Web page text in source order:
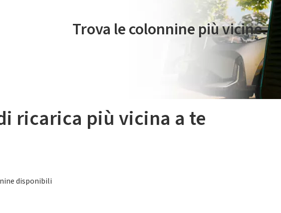
Trova le colonnine più vicine.
ricarica più vicina a te
disponibili